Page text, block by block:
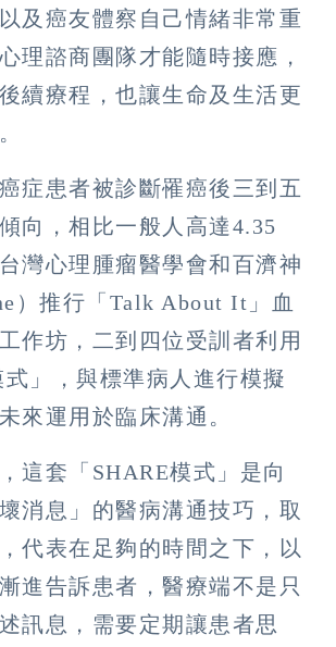
及癌友體察自己情緒非常重
理諮商團隊才能隨時接應，
續療程，也讓生命及生活更
症患者被診斷罹癌後三到五
向，相比一般人高達4.35
灣心理腫瘤醫學會和百濟神
）推行「Talk About It」血
作坊，二到四位受訓者利用
式」，與標準病人進行模擬
來運用於臨床溝通。
這套「SHARE模式」是向
消息」的醫病溝通技巧，取
代表在足夠的時間之下，以
進告訴患者，醫療端不是只
訊息，需要定期讓患者思